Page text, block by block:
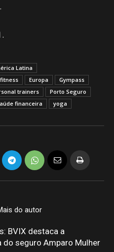
Latina
Europa
Gympass
trainers
Porto Seguro
financeira yoga
do autor
BVIX destaca a
do seguro Amparo Mulher